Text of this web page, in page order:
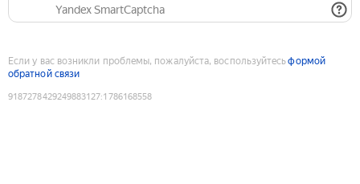
Yandex SmartCaptcha
Если у вас возникли проблемы, пожалуйста, воспользуйтесьформой
обратной связи
9187278429249883127:1786168558